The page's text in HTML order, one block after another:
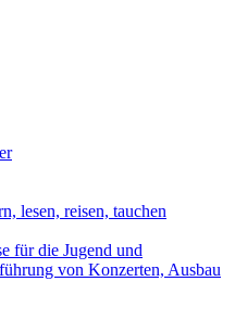
lesen, reisen, tauchen
für die Jugend und
von Konzerten, Ausbau